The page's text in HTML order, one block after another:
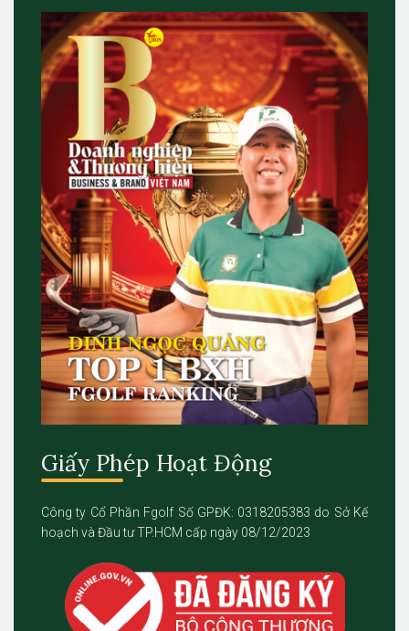
Giấy Phép Hoạt Động
Công ty Cổ Phần Fgolf Số GPĐK: 0318205383 do Sở Kế
hoạch và Đầu tư TP.HCM cấp ngày 08/12/2023